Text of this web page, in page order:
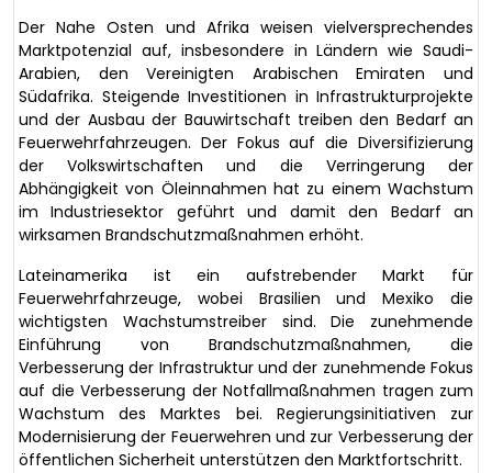
Der Nahe Osten und Afrika weisen vielversprechendes
Marktpotenzial auf, insbesondere in Ländern wie Saudi-
Arabien, den Vereinigten Arabischen Emiraten und
Südafrika. Steigende Investitionen in Infrastrukturprojekte
und der Ausbau der Bauwirtschaft treiben den Bedarf an
Feuerwehrfahrzeugen. Der Fokus auf die Diversifizierung
der Volkswirtschaften und die Verringerung der
Abhängigkeit von Öleinnahmen hat zu einem Wachstum
im Industriesektor geführt und damit den Bedarf an
wirksamen Brandschutzmaßnahmen erhöht.
Lateinamerika ist ein aufstrebender Markt für
Feuerwehrfahrzeuge, wobei Brasilien und Mexiko die
wichtigsten Wachstumstreiber sind. Die zunehmende
Einführung von Brandschutzmaßnahmen, die
Verbesserung der Infrastruktur und der zunehmende Fokus
auf die Verbesserung der Notfallmaßnahmen tragen zum
Wachstum des Marktes bei. Regierungsinitiativen zur
Modernisierung der Feuerwehren und zur Verbesserung der
öffentlichen Sicherheit unterstützen den Marktfortschritt.